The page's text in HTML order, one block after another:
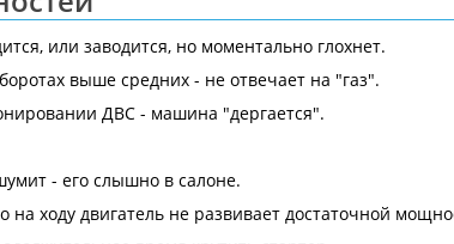
или заводится, но моментально глохнет.
выше средних - не отвечает на "газ".
ДВС - машина "дергается".
- его слышно в салоне.
ходу двигатель не развивает достаточной